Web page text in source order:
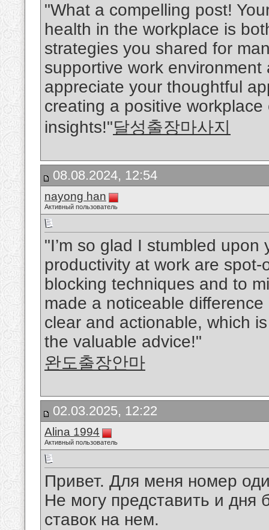
"What a compelling post!
health in the workplace is
strategies you shared for
supportive work
appreciate your thoughtful
creating a positive
insights!"달성출장마사지
08.08.2024, 12:54
nayong han
Активный пользователь
"I’m so glad I stumbled
productivity at work are
blocking techniques and to
made a noticeable
clear and actionable, which
the valuable advice!"
완도출장안마
02.03.2025, 12:22
Alina 1994
Активный пользователь
Привет. Для меня номер
Не могу представить и дня
ставок на нем.